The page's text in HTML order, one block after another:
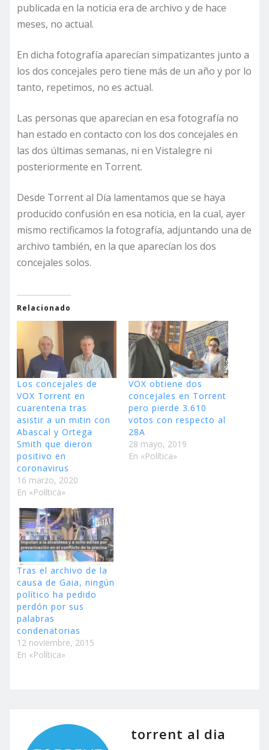
publicada en la noticia era de archivo y de hace
meses, no actual.
En dicha fotografía aparecían simpatizantes junto a
los dos concejales pero tiene más de un año y por lo
tanto, repetimos, no es actual.
Las personas que aparecían en esa fotografía no
han estado en contacto con los dos concejales en
las dos últimas semanas, ni en Vistalegre ni
posteriormente en Torrent.
Desde Torrent al Día lamentamos que se haya
producido confusión en esa noticia, en la cual, ayer
mismo rectificamos la fotografía, adjuntando una de
archivo también, en la que aparecían los dos
concejales solos.
Relacionado
Los concejales de
VOX Torrent en
cuarentena tras
asistir a un mitin con
Abascal y Ortega
Smith que dieron
positivo en
coronavirus
16 marzo, 2020
En «Política»
VOX obtiene dos
concejales en Torrent
pero pierde 3.610
votos con respecto al
28A
28 mayo, 2019
En «Política»
Tras el archivo de la
causa de Gaia, ningún
político ha pedido
perdón por sus
palabras
condenatorias
12 noviembre, 2015
En «Política»
torrent al dia